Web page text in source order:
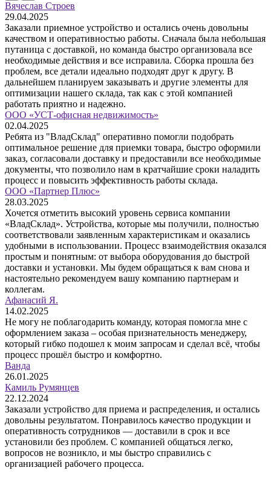
Вячеслав Строев
29.04.2025
Заказали приемное устройство и остались очень довольны
качеством и оперативностью работы. Сначала была небольшая
путаница с доставкой, но команда быстро организовала все
необходимые действия и все исправила. Сборка прошла без
проблем, все детали идеально подходят друг к другу. В
дальнейшем планируем заказывать и другие элементы для
оптимизации нашего склада, так как с этой компанией
работать приятно и надежно.
ООО «УСТ-офисная недвижимость»
02.04.2025
Ребята из "ВладСклад" оперативно помогли подобрать
оптимальное решение для приемки товара, быстро оформили
заказ, согласовали доставку и предоставили все необходимые
документы, что позволило нам в кратчайшие сроки наладить
процесс и повысить эффективность работы склада.
ООО «Партнер Плюс»
28.03.2025
Хочется отметить высокий уровень сервиса компании
«ВладСклад». Устройства, которые мы получили, полностью
соответствовали заявленным характеристикам и оказались
удобными в использовании. Процесс взаимодействия оказался
простым и понятным: от выбора оборудования до быстрой
доставки и установки. Мы будем обращаться к вам снова и
настоятельно рекомендуем вашу компанию партнерам и
коллегам.
Афанасий Я.
14.02.2025
Не могу не поблагодарить команду, которая помогла мне с
оформлением заказа – особая признательность менеджеру,
который гибко подошел к моим запросам и сделал всё, чтобы
процесс прошёл быстро и комфортно.
Ванда
26.01.2025
Камиль Румянцев
22.12.2024
Заказали устройство для приема и распределения, и остались
довольны результатом. Понравилось качество продукции и
оперативность сотрудников — доставили в срок и все
установили без проблем. С компанией общаться легко,
вопросов не возникло, и мы быстро справились с
организацией рабочего процесса.